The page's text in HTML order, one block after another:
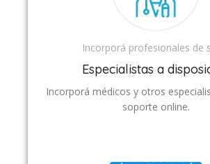
Incorporá profesionales de
Especialistas a
Incorporá médicos y otros
soporte online.